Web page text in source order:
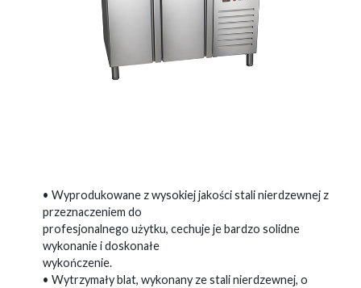
• Wyprodukowane z wysokiej jakości stali nierdzewnej z
przeznaczeniem do
profesjonalnego użytku, cechuje je bardzo solidne
wykonanie i doskonałe
wykończenie.
• Wytrzymały blat, wykonany ze stali nierdzewnej, o